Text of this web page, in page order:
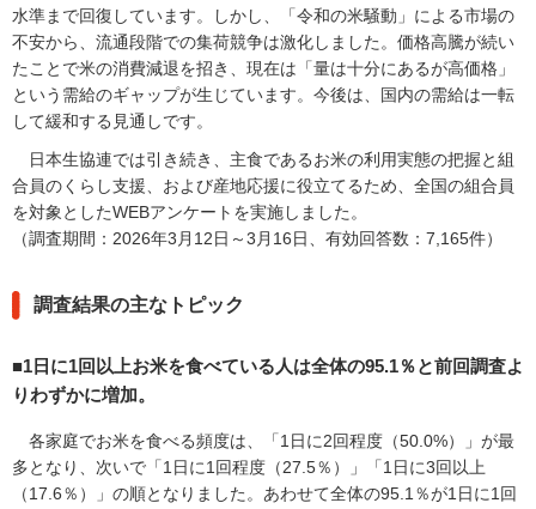
主
メ
ニ
へ
移
ま
す
文
へ
し
水準まで回復しています。しかし、「令和の米騒動」による市場の
不安から、流通段階での集荷競争は激化しました。価格高騰が続い
たことで米の消費減退を招き、現在は「量は十分にあるが高価格」
という需給のギャップが生じています。今後は、国内の需給は一転
して緩和する見通しです。
日本生協連では引き続き、主食であるお米の利用実態の把握と組
合員のくらし支援、および産地応援に役立てるため、全国の組合員
を対象としたWEBアンケートを実施しました。
（調査期間：2026年3月12日～3月16日、有効回答数：7,165件）
調査結果の主なトピック
■1日に1回以上お米を食べている人は全体の95.1％と前回調査よ
りわずかに増加。
各家庭でお米を食べる頻度は、「1日に2回程度（50.0%）」が最
多となり、次いで「1日に1回程度（27.5％）」「1日に3回以上
（17.6％）」の順となりました。あわせて全体の95.1％が1日に1回